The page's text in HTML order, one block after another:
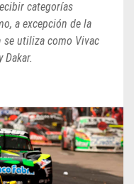
categorías
a excepción de la
se utiliza como Vivac
Dakar.